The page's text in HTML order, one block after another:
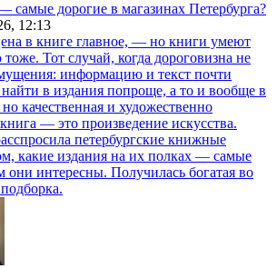
самые дорогие в магазинах Петербурга?
12:13
в книге главное, — но книги умеют
Тот случай, когда дороговизна не
информацию и текст почти
в издания попроще, а то и вообще в
качественная и художественно
— это произведение искусства.
петербургские книжные
какие издания на их полках — самые
они интересны. Получилась богатая во